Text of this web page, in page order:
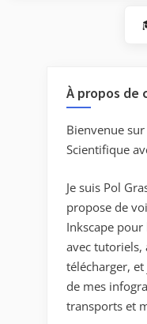
À propos de
Bienvenue
Scientifique
Je suis Pol
propose de
Inkscape
avec tutoriels,
télécharger,
de mes
transports et